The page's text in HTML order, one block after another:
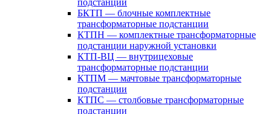
подстанции
БКТП — блочные комплектные
трансформаторные подстанции
КТПН — комплектные трансформаторные
подстанции наружной установки
КТП-ВЦ — внутрицеховые
трансформаторные подстанции
КТПМ — мачтовые трансформаторные
подстанции
КТПС — столбовые трансформаторные
подстанции